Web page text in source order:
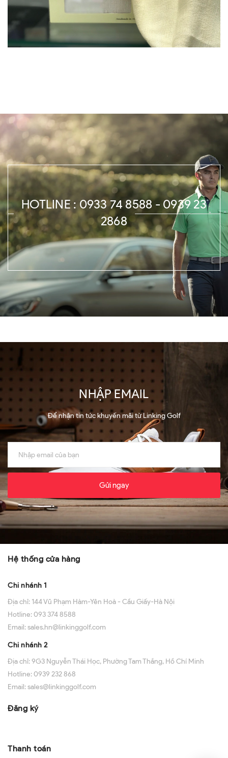
HOTLINE : 0933 74 8588 - 0939 23
2868
NHẬP EMAIL
Để nhận tin tức khuyến mãi từ Linking Golf
Gửi ngay
Hệ thống cửa hàng
Chi nhánh 1
Địa chỉ: 144 Vũ Phạm Hàm-Yên Hoà - Cầu Giấy-Hà Nội
Hotline:093 374 8588
Email:sales.hn@linkinggolf.com
Chi nhánh 2
Địa chỉ:9G3 Nguyễn Thái Học, Phường Tam Thắng, Hồ Chí Minh
Hotline:0939 232 868
Email:sales@linkinggolf.com
Đăng ký
Thanh toán